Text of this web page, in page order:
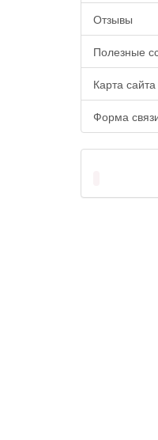
Отзывы
Полезные
Карта сайта
Форма